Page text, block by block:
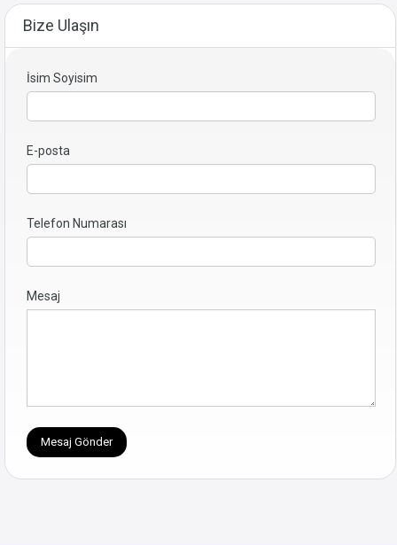
Bize Ulaşın
İsim Soyisim
E-posta
Telefon Numarası
Mesaj